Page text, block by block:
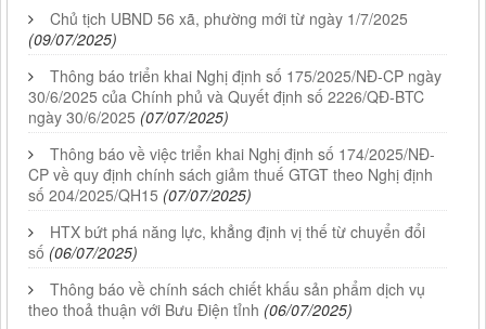
Chủ tịch UBND 56 xã, phường mới từ ngày 1/7/2025
(09/07/2025)
Thông báo triển khai Nghị định số 175/2025/NĐ-CP ngày
30/6/2025 của Chính phủ và Quyết định số 2226/QĐ-BTC
ngày 30/6/2025 (07/07/2025)
Thông báo về việc triển khai Nghị định số 174/2025/NĐ-
CP về quy định chính sách giảm thuế GTGT theo Nghị định
số 204/2025/QH15 (07/07/2025)
HTX bứt phá năng lực, khẳng định vị thế từ chuyển đổi
số (06/07/2025)
Thông báo về chính sách chiết khấu sản phẩm dịch vụ
theo thoả thuận với Bưu Điện tỉnh (06/07/2025)